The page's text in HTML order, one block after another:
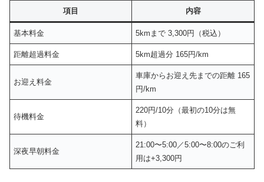
項目 内容
基本料金 5kmまで 3,300円（税込）
距離超過料金 5km超過分 165円/km
お迎え料金
車庫からお迎え先までの距離 165
円/km
待機料金
220円/10分（最初の10分は無
料）
深夜早朝料金
21:00〜5:00／5:00〜8:00のご利
用は+3,300円